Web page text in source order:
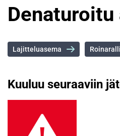
Lajitteluasema
Kuuluu seuraaviin